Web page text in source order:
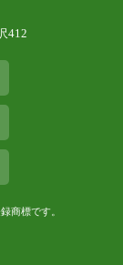
412
商標です。